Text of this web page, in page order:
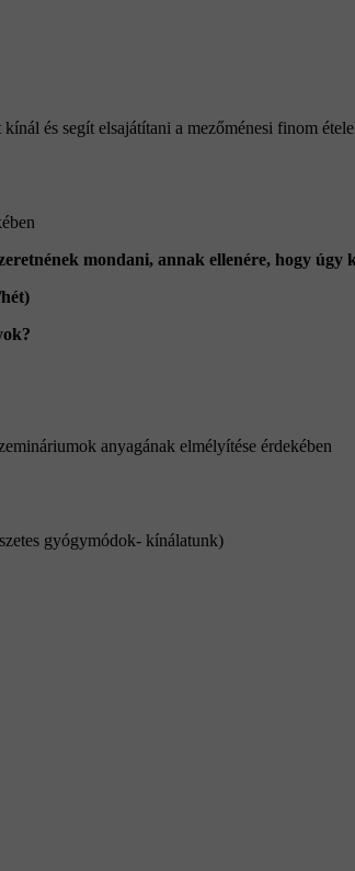
és segít elsajátítani a mezőménesi finom
mondani, annak ellenére, hogy úgy
anyagának elmélyítése érdekében
gyógymódok- kínálatunk)